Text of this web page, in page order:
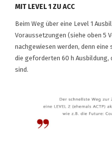
MIT LEVEL 1 ZU ACC
Beim Weg über eine Level 1
Voraussetzungen (siehe oben 5
nachgewiesen werden, denn
die geforderten 60 h Ausbildung,
sind.